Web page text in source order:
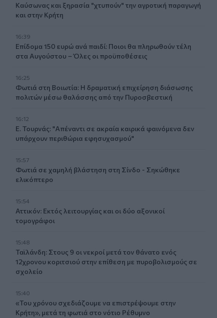
Καύσωνας και ξηρασία "χτυπούν" την αγροτική παραγωγή
και στην Κρήτη
16:39
Επίδομα 150 ευρώ ανά παιδί: Ποιοι θα πληρωθούν τέλη
στα Αυγούστου – Όλες οι προϋποθέσεις
16:25
Φωτιά στη Βοιωτία: Η δραματική επιχείρηση διάσωσης
πολιτών μέσω θαλάσσης από την Πυροσβεστική
16:12
Ε. Τουρνάς: "Απέναντι σε ακραία καιρικά φαινόμενα δεν
υπάρχουν περιθώρια εφησυχασμού"
15:57
Φωτιά σε χαμηλή βλάστηση στη Σίνδο - Σηκώθηκε
ελικόπτερο
15:54
Αττικόν: Εκτός λειτουργίας και οι δύο αξονικοί
τομογράφοι
15:48
Ταϊλάνδη: Στους 9 οι νεκροί μετά τον θάνατο ενός
12χρονου κοριτσιού στην επίθεση με πυροβολισμούς σε
σχολείο
15:40
«Του χρόνου σχεδιάζουμε να επιστρέψουμε στην
Κρήτη», μετά τη φωτιά στο νότιο Ρέθυμνο